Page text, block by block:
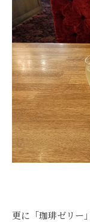
更に「珈琲ゼリー